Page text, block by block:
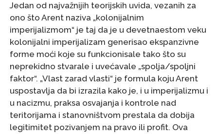
Jedan od najvažnijih teorijskih uvida, vezanih za
ono što Arent naziva „kolonijalnim
imperijalizmom“ je taj da je u devetnaestom veku
kolonijalni imperijalizam generisao ekspanzivne
forme moći koje su funkcionisale tako što su
neprekidno stvarale i uvećavale „spolja/spoljni
faktor“. „Vlast zarad vlasti“ je formula koju Arent
uspostavlja da bi izrazila kako je, i u imperijalizmu i
u nacizmu, praksa osvajanja i kontrole nad
teritorijama i stanovništvom prestala da dobija
legitimitet pozivanjem na pravo ili profit. Ova